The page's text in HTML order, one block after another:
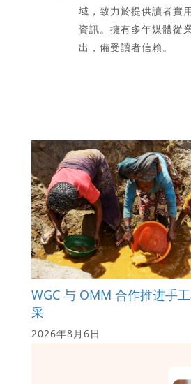
域，致力於提供讀者實
資訊。擁有多年媒體從
出，備受讀者信賴。
WGC 与 OMM 合作推进手
采
2026年8月6日